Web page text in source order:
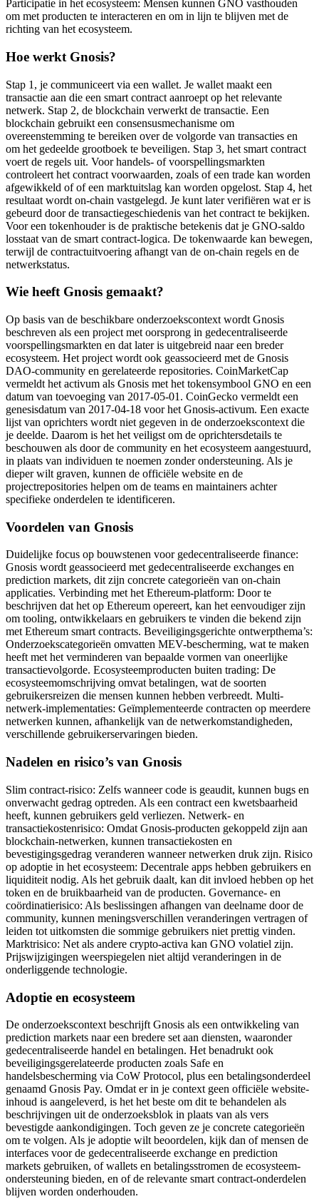
Participatie in het ecosysteem: Mensen kunnen GNO vasthouden
om met producten te interacteren en om in lijn te blijven met de
richting van het ecosysteem.
Hoe werkt Gnosis?
Stap 1, je communiceert via een wallet. Je wallet maakt een
transactie aan die een smart contract aanroept op het relevante
netwerk. Stap 2, de blockchain verwerkt de transactie. Een
blockchain gebruikt een consensusmechanisme om
overeenstemming te bereiken over de volgorde van transacties en
om het gedeelde grootboek te beveiligen. Stap 3, het smart contract
voert de regels uit. Voor handels- of voorspellingsmarkten
controleert het contract voorwaarden, zoals of een trade kan worden
afgewikkeld of of een marktuitslag kan worden opgelost. Stap 4, het
resultaat wordt on-chain vastgelegd. Je kunt later verifiëren wat er is
gebeurd door de transactiegeschiedenis van het contract te bekijken.
Voor een tokenhouder is de praktische betekenis dat je GNO-saldo
losstaat van de smart contract-logica. De tokenwaarde kan bewegen,
terwijl de contractuitvoering afhangt van de on-chain regels en de
netwerkstatus.
Wie heeft Gnosis gemaakt?
Op basis van de beschikbare onderzoekscontext wordt Gnosis
beschreven als een project met oorsprong in gedecentraliseerde
voorspellingsmarkten en dat later is uitgebreid naar een breder
ecosysteem. Het project wordt ook geassocieerd met de Gnosis
DAO-community en gerelateerde repositories. CoinMarketCap
vermeldt het activum als Gnosis met het tokensymbool GNO en een
datum van toevoeging van 2017-05-01. CoinGecko vermeldt een
genesisdatum van 2017-04-18 voor het Gnosis-activum. Een exacte
lijst van oprichters wordt niet gegeven in de onderzoekscontext die
je deelde. Daarom is het het veiligst om de oprichtersdetails te
beschouwen als door de community en het ecosysteem aangestuurd,
in plaats van individuen te noemen zonder ondersteuning. Als je
dieper wilt graven, kunnen de officiële website en de
projectrepositories helpen om de teams en maintainers achter
specifieke onderdelen te identificeren.
Voordelen van Gnosis
Duidelijke focus op bouwstenen voor gedecentraliseerde finance:
Gnosis wordt geassocieerd met gedecentraliseerde exchanges en
prediction markets, dit zijn concrete categorieën van on-chain
applicaties. Verbinding met het Ethereum-platform: Door te
beschrijven dat het op Ethereum opereert, kan het eenvoudiger zijn
om tooling, ontwikkelaars en gebruikers te vinden die bekend zijn
met Ethereum smart contracts. Beveiligingsgerichte ontwerpthema’s:
Onderzoekscategorieën omvatten MEV-bescherming, wat te maken
heeft met het verminderen van bepaalde vormen van oneerlijke
transactievolgorde. Ecosysteemproducten buiten trading: De
ecosysteemomschrijving omvat betalingen, wat de soorten
gebruikersreizen die mensen kunnen hebben verbreedt. Multi-
netwerk-implementaties: Geïmplementeerde contracten op meerdere
netwerken kunnen, afhankelijk van de netwerkomstandigheden,
verschillende gebruikerservaringen bieden.
Nadelen en risico’s van Gnosis
Slim contract-risico: Zelfs wanneer code is geaudit, kunnen bugs en
onverwacht gedrag optreden. Als een contract een kwetsbaarheid
heeft, kunnen gebruikers geld verliezen. Netwerk- en
transactiekostenrisico: Omdat Gnosis-producten gekoppeld zijn aan
blockchain-netwerken, kunnen transactiekosten en
bevestigingsgedrag veranderen wanneer netwerken druk zijn. Risico
op adoptie in het ecosysteem: Decentrale apps hebben gebruikers en
liquiditeit nodig. Als het gebruik daalt, kan dit invloed hebben op het
token en de bruikbaarheid van de producten. Governance- en
coördinatierisico: Als beslissingen afhangen van deelname door de
community, kunnen meningsverschillen veranderingen vertragen of
leiden tot uitkomsten die sommige gebruikers niet prettig vinden.
Marktrisico: Net als andere crypto-activa kan GNO volatiel zijn.
Prijswijzigingen weerspiegelen niet altijd veranderingen in de
onderliggende technologie.
Adoptie en ecosysteem
De onderzoekscontext beschrijft Gnosis als een ontwikkeling van
prediction markets naar een bredere set aan diensten, waaronder
gedecentraliseerde handel en betalingen. Het benadrukt ook
beveiligingsgerelateerde producten zoals Safe en
handelsbescherming via CoW Protocol, plus een betalingsonderdeel
genaamd Gnosis Pay. Omdat er in je context geen officiële website-
inhoud is aangeleverd, is het het beste om dit te behandelen als
beschrijvingen uit de onderzoeksblok in plaats van als vers
bevestigde aankondigingen. Toch geven ze je concrete categorieën
om te volgen. Als je adoptie wilt beoordelen, kijk dan of mensen de
interfaces voor de gedecentraliseerde exchange en prediction
markets gebruiken, of wallets en betalingsstromen de ecosysteem-
ondersteuning bieden, en of de relevante smart contract-onderdelen
blijven worden onderhouden.